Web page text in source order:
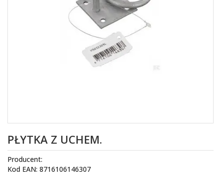
PŁYTKA Z UCHEM.
Producent:
Kod EAN: 8716106146307